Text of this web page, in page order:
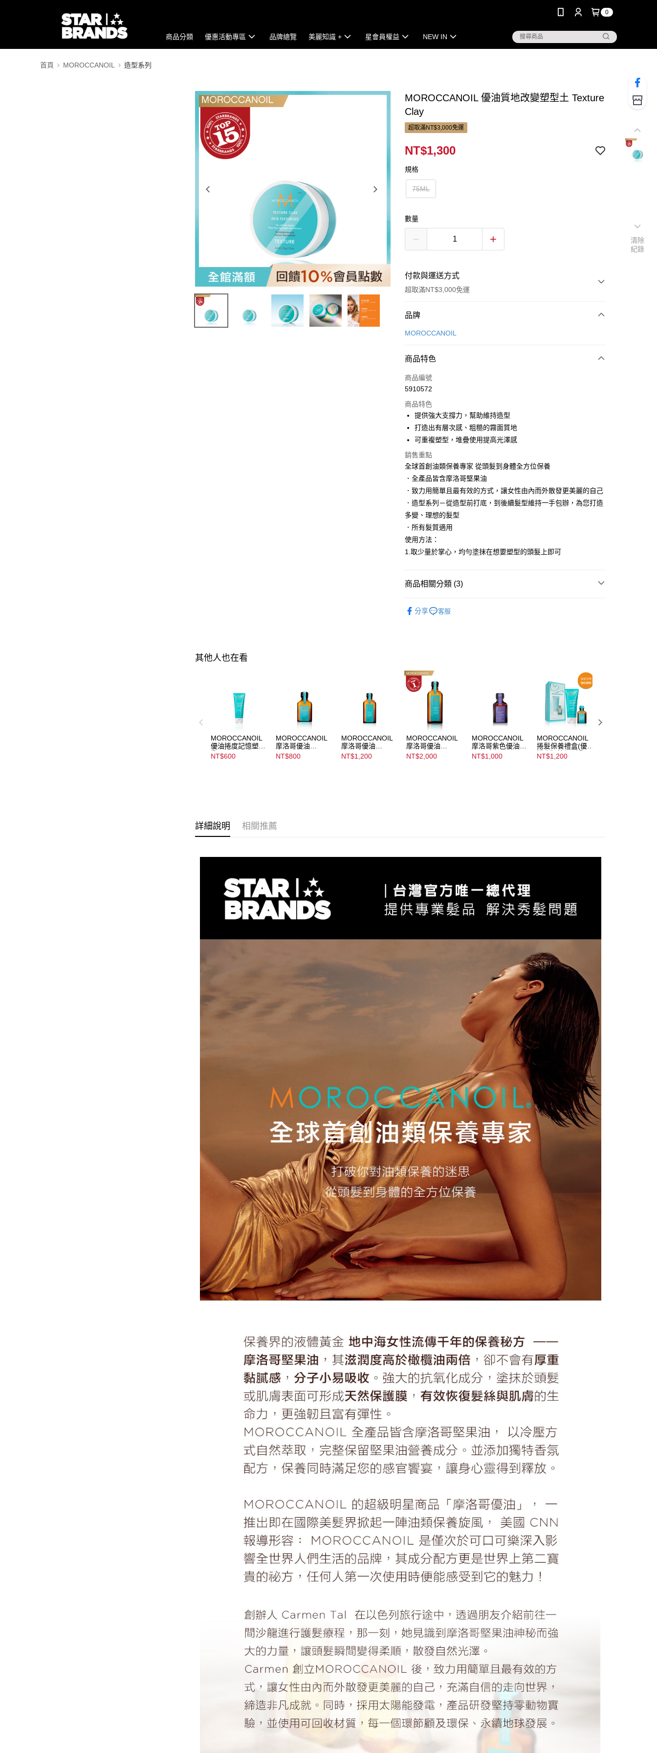
0
商品分類 優惠活動專區 品牌總覽 美麗知識 + 星會員權益 NEW IN
首頁 MOROCCANOIL 造型系列
MOROCCANOIL 優油質地改變塑型土 Texture
Clay
超取滿NT$3,000免運
NT$1,300
規格
75ML
數量
付款與運送方式
超取滿NT$3,000免運
付款方式
信用卡一次付款
街口支付
悠遊付
Google Pay
AFTEE先享後付
相關說明
【關於「AFTEE先享後付」】
AFTEE先享後付是「在收到商品之後才付款」的支付方式。 讓您購物簡單
便利好安心！
１．簡單：不需註冊會員、不需綁卡、不需儲值。
３．安心：先確認商品／服務後，再付款。
【「AFTEE先享後付」結帳流程】
１．於結帳方式選擇「AFTEE先享後付」後，將跳轉至「AFTEE先享後
付」結帳頁面，進行簡訊認證並確認金額後，即可完成結帳。
２．訂單成立數日內，您將收到繳費通知簡訊。
絡購買商品的店家。未經商家同意取消之訂單仍視為有效，需透過AFTEE
是否繳費成功／繳費後需取消欲退款等相關疑問，請聯繫「AFTEE先享後
２．關於個人資料處理事宜，請瀏覽以下網址：
https://aftee.tw/terms/#terms3
３．未成年的使用者請事先徵得法定代理人或監護人之同意方可使用
「AFTEE先享後付」，若未經同意申辦者引起之損失，本公司不負相關責
４．使用「AFTEE先享後付」時，將依據個別帳號之用戶狀況，依本公司
即時審查核予不同之上限額度；若仍有額度不足之情形，本公司將視審查
結果請求用戶進行身份認證。
５．嚴禁一人註冊多個帳號或使用他人資訊註冊。若發現惡意使用之情
形，恩沛科技股份有限公司將有權停止該用戶之使用額度並採取法律行
運送方式
付款後全家取貨
每筆NT$100，滿NT$3,000(含以上)免運費
付款後萊爾富取貨
每筆NT$120，滿NT$3,000(含以上)免運費
品牌
MOROCCANOIL
商品特色
商品編號
5910572
商品特色
提供強大支撐力，幫助維持造型
打造出有層次感、粗糙的霧面質地
可重複塑型，堆疊使用提高光澤感
銷售重點
全球首創油類保養專家 從頭髮到身體全方位保養
．全產品皆含摩洛哥堅果油
．致力用簡單且最有效的方式，讓女性由內而外散發更美麗的自己
．造型系列－從造型前打底，到後續髮型維持一手包辦，為您打造
多變、理想的髮型
．所有髮質適用
使用方法：
1.取少量於掌心，均勻塗抹在想要塑型的頭髮上即可
商品相關分類 (3)
分享 客服
其他人也在看
MOROCCANOIL
優油捲度記憶塑型
乳 Curl Defining
Cream
NT$600
MOROCCANOIL
摩洛哥優油
Moroccanoil
Treatment
NT$800
MOROCCANOIL
摩洛哥優油
Moroccanoil
Treatment
NT$1,200
MOROCCANOIL
摩洛哥優油
Moroccanoil
Treatment
NT$2,000
MOROCCANOIL
摩洛哥紫色優油
Moroccanoil
Treatment Purple
NT$1,000
MOROCCANOIL
捲髮保養禮盒(優油
捲度記憶塑型乳
75ML+摩洛哥優油
NT$1,200
詳細說明 相關推薦
清除
紀錄